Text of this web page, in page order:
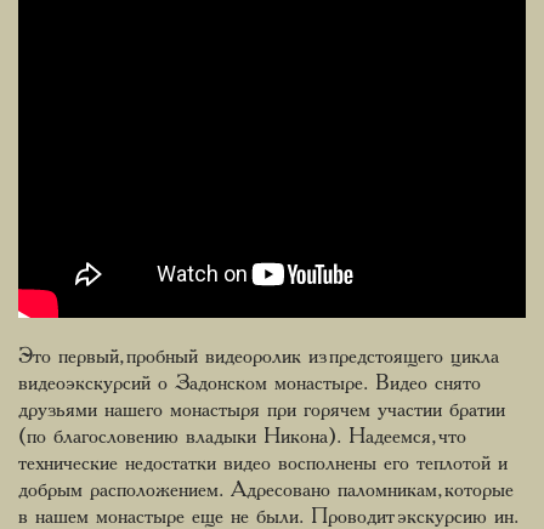
Это первый, пробный видеоролик из предстоящего цикла
видеоэкскурсий о Задонском монастыре. Видео снято
друзьями нашего монастыря при горячем участии братии
(по благословению владыки Никона). Надеемся, что
технические недостатки видео восполнены его теплотой и
добрым расположением. Адресовано паломникам, которые
в нашем монастыре еще не были. Проводит экскурсию ин.